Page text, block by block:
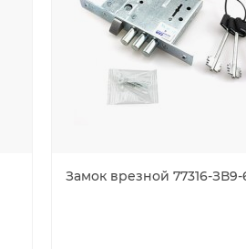
Замок врезной 77316-ЗВ9-